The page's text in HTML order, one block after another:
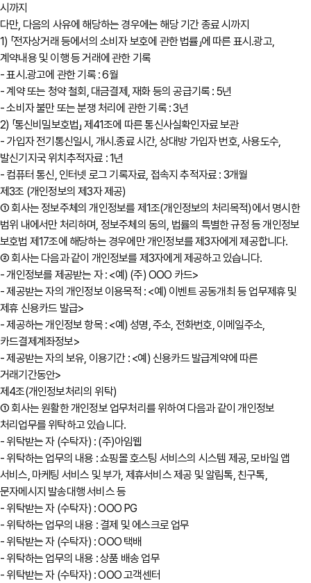
시까지
다만, 다음의 사유에 해당하는 경우에는 해당 기간 종료 시까지
1) 「전자상거래 등에서의 소비자 보호에 관한 법률」에 따른 표시․광고,
계약내용 및 이행 등 거래에 관한 기록
- 표시․광고에 관한 기록 : 6월
- 계약 또는 청약 철회, 대금결제, 재화 등의 공급기록 : 5년
- 소비자 불만 또는 분쟁 처리에 관한 기록 : 3년
2) 「통신비밀보호법」 제41조에 따른 통신사실확인자료 보관
- 가입자 전기통신일시, 개시․종료 시간, 상대방 가입자 번호, 사용도수,
발신기지국 위치추적자료 : 1년
- 컴퓨터 통신, 인터넷 로그 기록자료, 접속지 추적자료 : 3개월
제3조 (개인정보의 제3자 제공)
① 회사는 정보주체의 개인정보를 제1조(개인정보의 처리목적)에서 명시한
범위 내에서만 처리하며, 정보주체의 동의, 법률의 특별한 규정 등 개인정보
보호법 제17조에 해당하는 경우에만 개인정보를 제3자에게 제공합니다.
② 회사는 다음과 같이 개인정보를 제3자에게 제공하고 있습니다.
- 개인정보를 제공받는 자 : <예) (주) OOO 카드>
- 제공받는 자의 개인정보 이용목적 : <예) 이벤트 공동개최 등 업무제휴 및
제휴 신용카드 발급>
- 제공하는 개인정보 항목 : <예) 성명, 주소, 전화번호, 이메일주소,
카드결제계좌정보>
- 제공받는 자의 보유, 이용기간 : <예) 신용카드 발급계약에 따른
거래기간동안>
제4조(개인정보처리의 위탁)
① 회사는 원활한 개인정보 업무처리를 위하여 다음과 같이 개인정보
처리업무를 위탁하고 있습니다.
- 위탁받는 자 (수탁자) : (주)아임웹
- 위탁하는 업무의 내용 : 쇼핑몰 호스팅 서비스의 시스템 제공, 모바일 앱
서비스, 마케팅 서비스 및 부가, 제휴서비스 제공 및 알림톡, 친구톡,
문자메시지 발송대행 서비스 등
- 위탁받는 자 (수탁자) : OOO PG
- 위탁하는 업무의 내용 : 결제 및 에스크로 업무
- 위탁받는 자 (수탁자) : OOO 택배
- 위탁하는 업무의 내용 : 상품 배송 업무
- 위탁받는 자 (수탁자) : OOO 고객센터